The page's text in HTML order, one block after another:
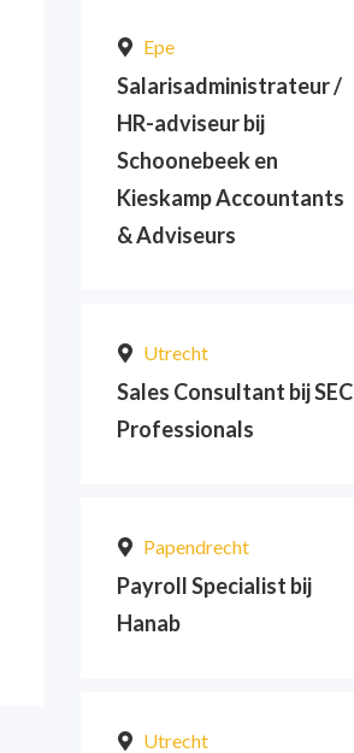
Epe
Salarisadministrateur /
HR-adviseur bij
Schoonebeek en
Kieskamp Accountants
& Adviseurs
Utrecht
Sales Consultant bij SEC
Professionals
Papendrecht
Payroll Specialist bij
Hanab
Utrecht